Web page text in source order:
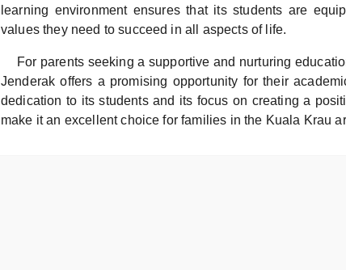
learning environment ensures that its students are
values they need to succeed in all aspects of life.
For parents seeking a supportive and nurturing
Jenderak offers a promising opportunity for their
dedication to its students and its focus on creating a
make it an excellent choice for families in the Kuala Krau